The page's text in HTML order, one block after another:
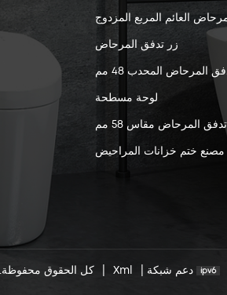
العائم المربع المزدوج
زر تدفق المرحاض
المرحاض المحدب 48 مم
لوحة مسطحة
المرحاض مقاس 58 مم
مصنع ختم خزانات المراحيض
© 2026 Xiamen Jielin Plumbing Co.,Ltd. كل الحقوق محفوظة. Xml
دعم شبكة